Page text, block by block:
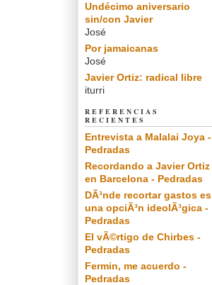
Undécimo aniversario
sin/con Javier
José
Por jamaicanas
José
Javier Ortiz: radical libre
iturri
REFERENCIAS
RECIENTES
Entrevista a Malalai Joya -
Pedradas
Recordando a Javier Ortiz
en Barcelona - Pedradas
DÃ³nde recortar gastos es
una opciÃ³n ideolÃ³gica -
Pedradas
El vÃ©rtigo de Chirbes -
Pedradas
Fermin, me acuerdo -
Pedradas